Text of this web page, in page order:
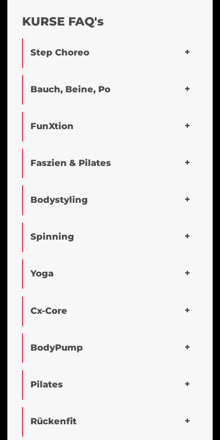
KURSE FAQ's
Step Choreo
Bauch, Beine, Po
FunXtion
Faszien & Pilates
Bodystyling
Spinning
Yoga
Cx-Core
BodyPump
Pilates
Rückenfit